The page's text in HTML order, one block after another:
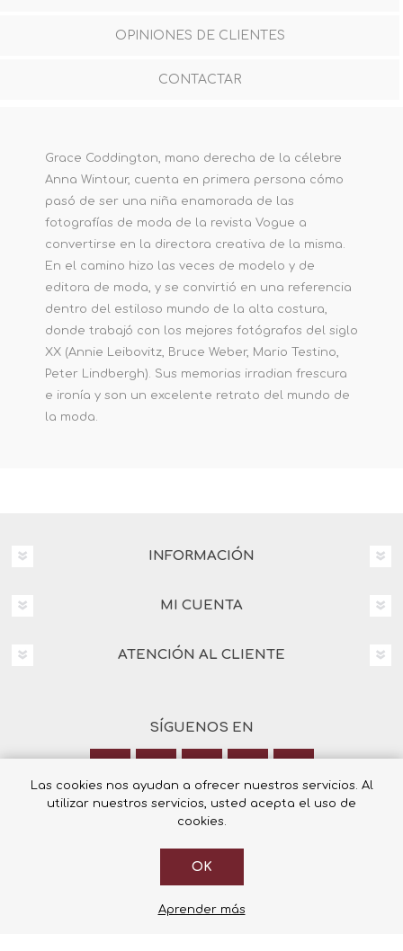
OPINIONES DE CLIENTES
CONTACTAR
Grace Coddington, mano derecha de la célebre
Anna Wintour, cuenta en primera persona cómo
pasó de ser una niña enamorada de las
fotografías de moda de la revista Vogue a
convertirse en la directora creativa de la misma.
En el camino hizo las veces de modelo y de
editora de moda, y se convirtió en una referencia
dentro del estiloso mundo de la alta costura,
donde trabajó con los mejores fotógrafos del siglo
XX (Annie Leibovitz, Bruce Weber, Mario Testino,
Peter Lindbergh). Sus memorias irradian frescura
e ironía y son un excelente retrato del mundo de
la moda.
INFORMACIÓN
MI CUENTA
ATENCIÓN AL CLIENTE
SÍGUENOS EN
Calle Italia 6, 03003 Alicante
+34 965 12 23 55
© 2026 Librería Cilsa.
Las cookies nos ayudan a ofrecer nuestros servicios. Al
utilizar nuestros servicios, usted acepta el uso de
cookies.
OK
Aprender más